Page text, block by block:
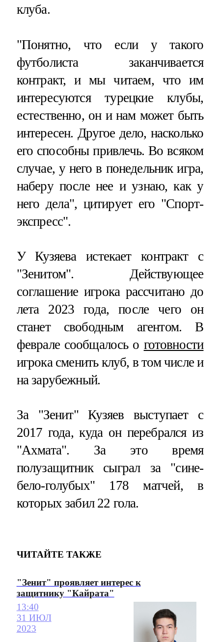
клуба.
"Понятно, что если у такого
футболиста заканчивается
контракт, и мы читаем, что им
интересуются турецкие клубы,
естественно, он и нам может быть
интересен. Другое дело, насколько
его способны привлечь. Во всяком
случае, у него в понедельник игра,
наберу после нее и узнаю, как у
него дела", цитирует его "Спорт-
экспресс".
У Кузяева истекает контракт с
"Зенитом". Действующее
соглашение игрока рассчитано до
лета 2023 года, после чего он
станет свободным агентом. В
феврале сообщалось о готовности
игрока сменить клуб, в том числе и
на зарубежный.
За "Зенит" Кузяев выступает с
2017 года, куда он перебрался из
"Ахмата". За это время
полузащитник сыграл за "сине-
бело-голубых" 178 матчей, в
которых забил 22 гола.
ЧИТАЙТЕ ТАКЖЕ
"Зенит" проявляет интерес к
защитнику "Кайрата"
13:40
31 ИЮЛ
2023